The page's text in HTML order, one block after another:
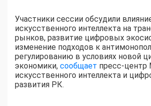
Участники сессии обсудили
искусственного интеллекта на
рынков, развитие цифровых
изменение подходов к
регулированию в условиях новой
экономики, сообщает пресс-центр
искусственного интеллекта и
развития РК.